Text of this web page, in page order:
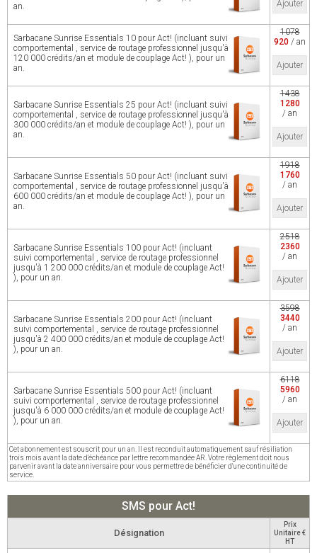
an.
Ajouter
Sarbacane Sunrise Essentials 10 pour Act! (incluant suivi
comportemental , service de routage professionnel jusqu'à
120 000 crédits/an et module de couplage Act! ), pour un
an.
1078
920 / an
Ajouter
Sarbacane Sunrise Essentials 25 pour Act! (incluant suivi
comportemental , service de routage professionnel jusqu'à
300 000 crédits/an et module de couplage Act! ), pour un
an.
1438
1280
/ an
Ajouter
Sarbacane Sunrise Essentials 50 pour Act! (incluant suivi
comportemental , service de routage professionnel jusqu'à
600 000 crédits/an et module de couplage Act! ), pour un
an.
1918
1760
/ an
Ajouter
Sarbacane Sunrise Essentials 100 pour Act! (incluant
suivi comportemental , service de routage professionnel
jusqu'à 1 200 000 crédits/an et module de couplage Act!
), pour un an.
2518
2360
/ an
Ajouter
Sarbacane Sunrise Essentials 200 pour Act! (incluant
suivi comportemental , service de routage professionnel
jusqu'à 2 400 000 crédits/an et module de couplage Act!
), pour un an.
3598
3440
/ an
Ajouter
Sarbacane Sunrise Essentials 500 pour Act! (incluant
suivi comportemental , service de routage professionnel
jusqu'à 6 000 000 crédits/an et module de couplage Act!
), pour un an.
6118
5960
/ an
Ajouter
Cet abonnement est souscrit pour un an. Il est reconduit automatiquement sauf résiliation
trois mois avant la date d'échéance par lettre recommandée AR. Votre règlement doit nous
parvenir avant la date anniversaire pour vous permettre de bénéficier d'une continuité de
service.
SMS pour Act!
Désignation
Prix
Unitaire €
HT